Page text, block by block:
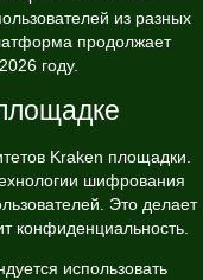
из разных
продолжает
году.
Kraken площадки.
шифрования
Это делает
конфиденциальность.
использовать